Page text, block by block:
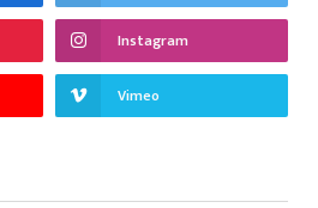
Instagram
Vimeo